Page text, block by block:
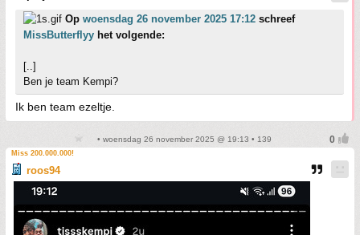
Op woensdag 26 november 2025 17:12 schreef
MissButterflyy het volgende:
[..]
Ben je team Kempi?
Ik ben team ezeltje.
• woensdag 26 november 2025 @ 19:13 • 139
Miss 200.000.000!
roos94